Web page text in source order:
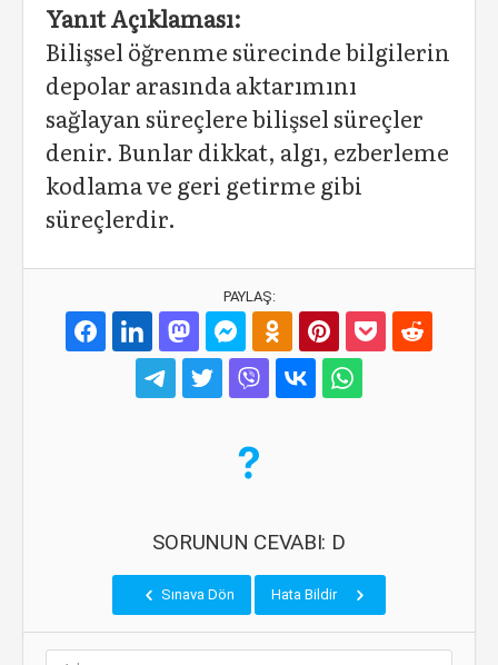
Yanıt Açıklaması:
Bilişsel öğrenme sürecinde bilgilerin
depolar arasında aktarımını
sağlayan süreçlere bilişsel süreçler
denir. Bunlar dikkat, algı, ezberleme
kodlama ve geri getirme gibi
süreçlerdir.
PAYLAŞ:
SORUNUN CEVABI: D
Sınava Dön Hata Bildir